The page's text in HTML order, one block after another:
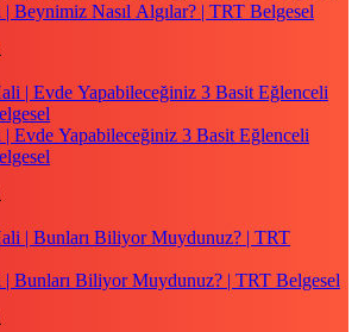
Beynimiz Nasıl Algılar? | TRT Belgesel
Evde Yapabileceğiniz 3 Basit Eğlenceli
Bunları Biliyor Muydunuz? | TRT Belgesel